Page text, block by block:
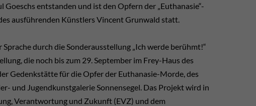
entstanden und ist den Opfern der „Euthanasie“-
ausführenden Künstlers Vincent Grunwald statt.
durch die Sonderausstellung „Ich werde berühmt!“
die noch bis zum 29. September im Frey-Haus des
Gedenkstätte für die Opfer der Euthanasie-Morde, des
und Jugendkunstgalerie Sonnensegel. Das Projekt wird in
Verantwortung und Zukunft (EVZ) und dem